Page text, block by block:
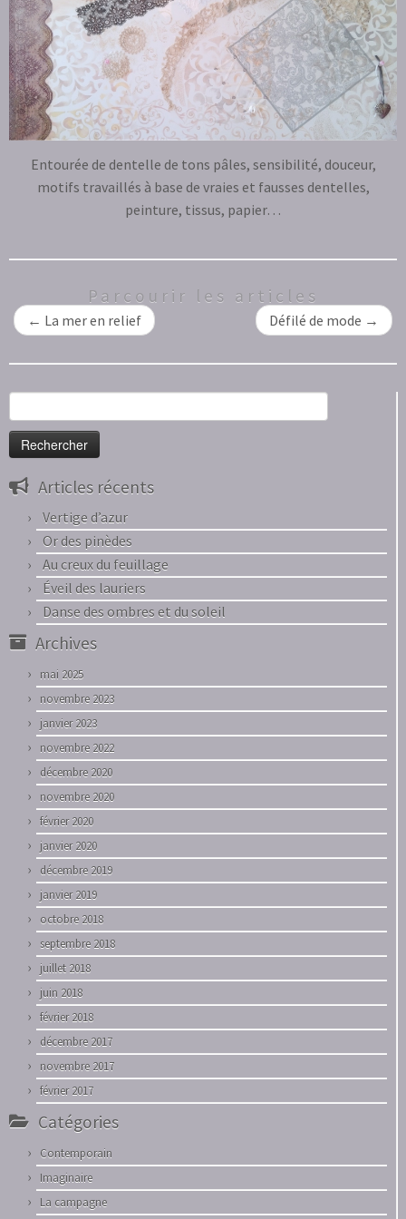
Entourée de dentelle de tons pâles, sensibilité, douceur,
motifs travaillés à base de vraies et fausses dentelles,
peinture, tissus, papier…
Parcourir les articles
← La mer en relief Défilé de mode →
Articles récents
Vertige d’azur
Or des pinèdes
Au creux du feuillage
Éveil des lauriers
Danse des ombres et du soleil
Archives
mai 2025
novembre 2023
janvier 2023
novembre 2022
décembre 2020
novembre 2020
février 2020
janvier 2020
décembre 2019
janvier 2019
octobre 2018
septembre 2018
juillet 2018
juin 2018
février 2018
décembre 2017
novembre 2017
février 2017
Catégories
Contemporain
Imaginaire
La campagne